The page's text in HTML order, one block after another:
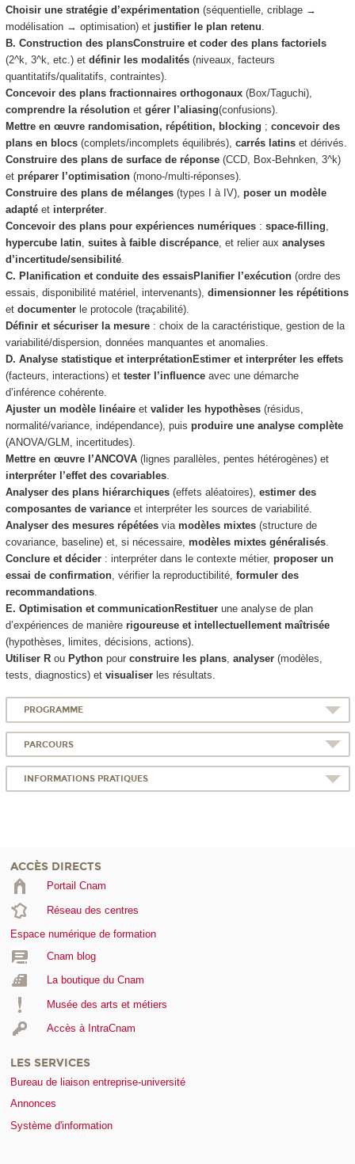
Choisir une stratégie d’expérimentation(séquentielle, criblage →
modélisation → optimisation) et justifier le plan retenu
B. Construction des plansConstruire et coder des plans factoriels
(2^k, 3^k, etc.) et définir les modalités(niveaux, facteurs
quantitatifs/qualitatifs, contraintes).
Concevoir des plans fractionnaires orthogonaux(Box/Taguchi),
comprendre la résolutionet gérer l’aliasing(confusions).
Mettre en œuvre randomisation, répétition, blocking ; concevoir des
plans en blocs(complets/incomplets équilibrés), carrés latinset dérivés.
Construire des plans de surface de réponse(CCD, Box-Behnken, 3^k)
et préparer l’optimisation(mono-/multi-réponses).
Construire des plans de mélanges(types I à IV), poser un modèle
adaptéet interpréter.
Concevoir des plans pour expériences numériques: space-filling
hypercube latin, suites à faible discrépance, et relier aux analyses
d’incertitude/sensibilité.
C. Planification et conduite des essaisPlanifier l’exécution(ordre des
essais, disponibilité matériel, intervenants), dimensionner les répétitions
et documenterle protocole (traçabilité).
Définir et sécuriser la mesure: choix de la caractéristique, gestion de la
variabilité/dispersion, données manquantes et anomalies.
D. Analyse statistique et interprétationEstimer et interpréter les effets
(facteurs, interactions) et tester l’influenceavec une démarche
d’inférence cohérente.
Ajuster un modèle linéaireet valider les hypothèses(résidus,
normalité/variance, indépendance), puis produire une analyse complète
(ANOVA/GLM, incertitudes).
Mettre en œuvre l’ANCOVA(lignes parallèles, pentes hétérogènes) et
interpréter l’effet des covariables.
Analyser des plans hiérarchiques(effets aléatoires), estimer des
composantes de varianceet interpréter les sources de variabilité.
Analyser des mesures répétéesvia modèles mixtes(structure de
covariance, baseline) et, si nécessaire, modèles mixtes généralisés.
Conclure et décider: interpréter dans le contexte métier, proposer un
essai de confirmation, vérifier la reproductibilité, formuler des
recommandations.
E. Optimisation et communicationRestituerune analyse de plan
d’expériences de manière rigoureuse et intellectuellement maîtrisée
(hypothèses, limites, décisions, actions).
Utiliser Rou Pythonpour construire les plans, analyser(modèles,
tests, diagnostics) et visualiserles résultats.
PROGRAMME
PARCOURS
INFORMATIONS PRATIQUES
ACCÈS DIRECTS
Portail Cnam
Réseau des centres
Espace numérique de formation
Cnam blog
La boutique du Cnam
Musée des arts et métiers
Accès à IntraCnam
LES SERVICES
Bureau de liaison entreprise-université
Annonces
Système d'information